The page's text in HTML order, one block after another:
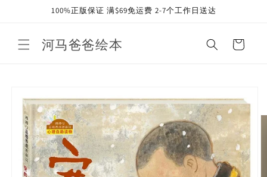
100%正版保证 满$69免运费 2-7个工作日送达
河马爸爸绘本 Cart
information